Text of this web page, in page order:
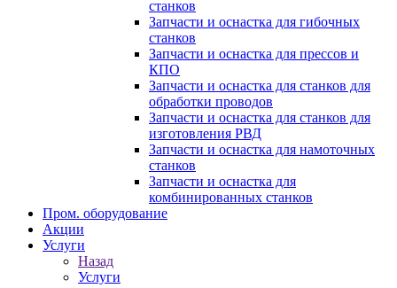
станков
Запчасти и оснастка для гибочных
станков
Запчасти и оснастка для прессов и
КПО
Запчасти и оснастка для станков для
обработки проводов
Запчасти и оснастка для станков для
изготовления РВД
Запчасти и оснастка для намоточных
станков
Запчасти и оснастка для
комбинированных станков
Пром. оборудование
Акции
Услуги
Назад
Услуги